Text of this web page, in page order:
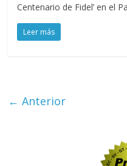
Centenario de Fidel’ en el
Leer más
← Anterior